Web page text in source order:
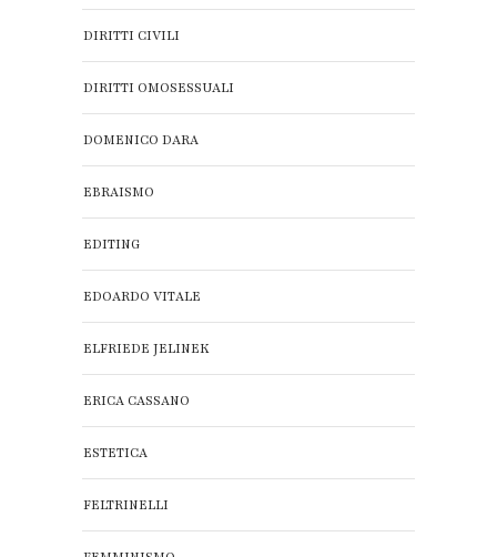
DIRITTI CIVILI
DIRITTI OMOSESSUALI
DOMENICO DARA
EBRAISMO
EDITING
EDOARDO VITALE
ELFRIEDE JELINEK
ERICA CASSANO
ESTETICA
FELTRINELLI